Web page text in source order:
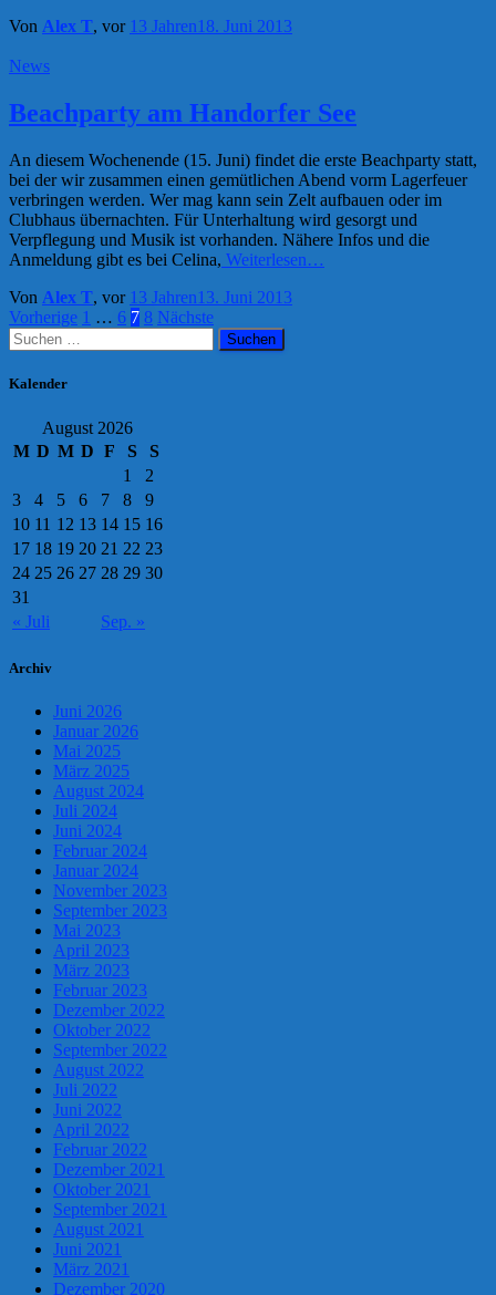
Von Alex T, vor 13 Jahren18. Juni 2013
News
Beachparty am Handorfer See
An diesem Wochenende (15. Juni) findet die erste Beachparty statt,
bei der wir zusammen einen gemütlichen Abend vorm Lagerfeuer
verbringen werden. Wer mag kann sein Zelt aufbauen oder im
Clubhaus übernachten. Für Unterhaltung wird gesorgt und
Verpflegung und Musik ist vorhanden. Nähere Infos und die
Anmeldung gibt es bei Celina, Weiterlesen…
Von Alex T, vor 13 Jahren13. Juni 2013
Seitennummerierung
der
Beiträge
Vorherige 1 … 6 7 8 Nächste
Suchen
nach:
Kalender
August 2026
M D M D F S
S
1
2
3
4 5 6 7 8
9
10 11 12 13 14 15 16
17 18 19 20 21 22 23
24 25 26 27 28 29 30
31
« Juli
Sep. »
Archiv
Juni 2026
Januar 2026
Mai 2025
März 2025
August 2024
Juli 2024
Juni 2024
Februar 2024
Januar 2024
November 2023
September 2023
Mai 2023
April 2023
März 2023
Februar 2023
Dezember 2022
Oktober 2022
September 2022
August 2022
Juli 2022
Juni 2022
April 2022
Februar 2022
Dezember 2021
Oktober 2021
September 2021
August 2021
Juni 2021
März 2021
Dezember 2020